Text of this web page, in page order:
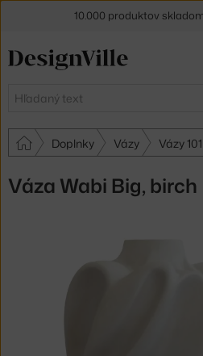
Hľadať
Doplnky Vázy Vázy
Váza Wabi Big, birch
10.000 produktov
5 % zľava pre